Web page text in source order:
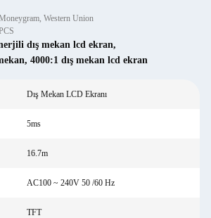
Western Union
dış mekan lcd ekran,
, 4000:1 dış mekan lcd ekran
Dış Mekan LCD Ekranı
5ms
16.7m
AC100 ~ 240V 50 /60 Hz
TFT